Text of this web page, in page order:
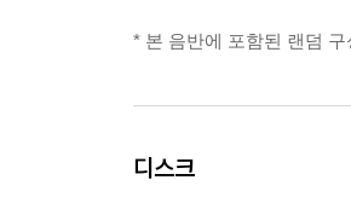
* 본 음반에 포함된 랜덤
디스크